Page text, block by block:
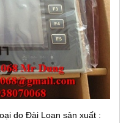
do Đài Loan sản xuất :